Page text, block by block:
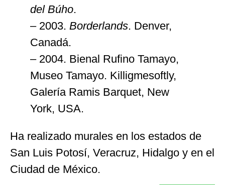
del Búho.
– 2003. Borderlands. Denver,
Canadá.
– 2004. Bienal Rufino Tamayo,
Museo Tamayo. Killigmesoftly,
Galería Ramis Barquet, New
York, USA.
Ha realizado murales en los estados de
San Luis Potosí, Veracruz, Hidalgo y en el
Ciudad de México.